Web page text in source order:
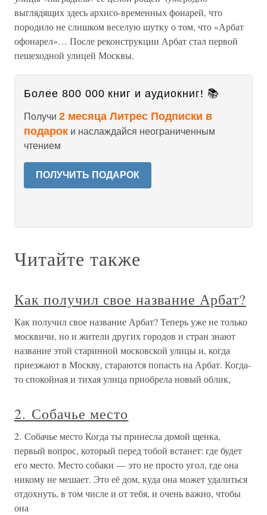
выглядящих здесь архисо-временных фонарей, что
породило не слишком веселую шутку о том, что «Арбат
офонарел»… После реконструкции Арбат стал первой
пешеходной улицей Москвы.
Более 800 000 книг и аудиокниг! 📚
Получи 2 месяца Литрес Подписки в
подарок и наслаждайся неограниченным
чтением
ПОЛУЧИТЬ ПОДАРОК
Читайте также
Как получил свое название Арбат?
Как получил свое название Арбат? Теперь уже не только
москвичи, но и жители других городов и стран знают
название этой старинной московской улицы и, когда
приезжают в Москву, стараются попасть на Арбат. Когда-
то спокойная и тихая улица приобрела новый облик,
2. Собачье место
2. Собачье место Когда ты принесла домой щенка,
первый вопрос, который перед тобой встанет: где будет
его место. Место собаки — это не просто угол, где она
никому не мешает. Это её дом, куда она может удалиться
отдохнуть, в том числе и от тебя, и очень важно, чтобы
она